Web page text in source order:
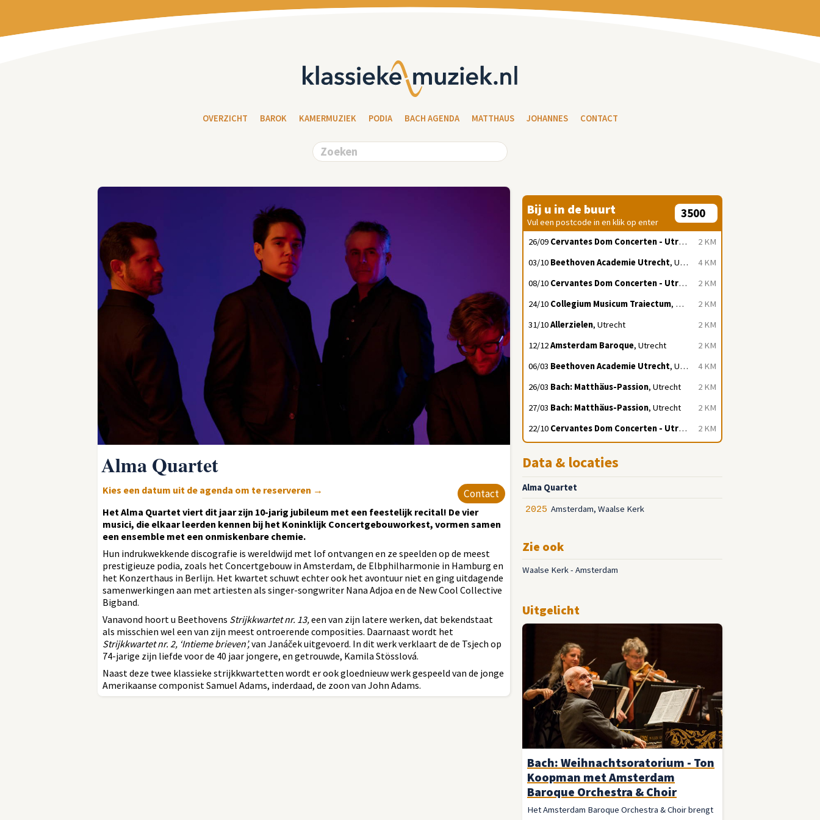
OVERZICHT BAROK KAMERMUZIEK PODIA BACH AGENDA MATTHAUS JOHANNES CONTACT
Alma Quartet
Contact
Kies een datum uit de agenda om te reserveren →
Het Alma Quartet viert dit jaar zijn 10-jarig jubileum met een feestelijk recital! De vier
musici, die elkaar leerden kennen bij het Koninklijk Concertgebouworkest, vormen samen
een ensemble met een onmiskenbare chemie.
Hun indrukwekkende discografie is wereldwijd met lof ontvangen en ze speelden op de meest
prestigieuze podia, zoals het Concertgebouw in Amsterdam, de Elbphilharmonie in Hamburg en
het Konzerthaus in Berlijn. Het kwartet schuwt echter ook het avontuur niet en ging uitdagende
samenwerkingen aan met artiesten als singer-songwriter Nana Adjoa en de New Cool Collective
Bigband.
Vanavond hoort u Beethovens Strijkkwartet nr. 13,een van zijn latere werken, dat bekendstaat
als misschien wel een van zijn meest ontroerende composities. Daarnaast wordt het
Strijkkwartet nr. 2, ‘Intieme brieven’,van Janáček uitgevoerd. In dit werk verklaart de de Tsjech op
74-jarige zijn liefde voor de 40 jaar jongere, en getrouwde, Kamila Stösslová.
Naast deze twee klassieke strijkkwartetten wordt er ook gloednieuw werk gespeeld van de jonge
Amerikaanse componist Samuel Adams, inderdaad, de zoon van John Adams.
Bij u in de buurt
Vul een postcode in en klik op enter
2 KM
26/09 Cervantes Dom Concerten - Utrecht
, Utrecht
4 KM
03/10 Beethoven Academie Utrecht, Utrecht
2 KM
08/10 Cervantes Dom Concerten - Utrecht
, Utrecht
2 KM
24/10 Collegium Musicum Traiectum, Utrecht
2 KM
31/10Allerzielen, Utrecht
2 KM
12/12Amsterdam Baroque, Utrecht
4 KM
06/03 Beethoven Academie Utrecht, Utrecht
2 KM
26/03 Bach: Matthäus-Passion, Utrecht
2 KM
27/03 Bach: Matthäus-Passion, Utrecht
2 KM
22/10 Cervantes Dom Concerten - Utrecht , Utrecht
Data & locaties
Alma Quartet
2025 Amsterdam, Waalse Kerk
Zie ook
Waalse Kerk - Amsterdam
Uitgelicht
Bach: Weihnachtsoratorium - Ton
Koopman met Amsterdam
Baroque Orchestra & Choir
Het Amsterdam Baroque Orchestra & Choir brengt